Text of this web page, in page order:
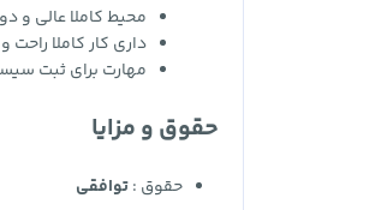
محیط کاملا عالی و
داری کار کاملا
مهارت برای ثبت
حقوق و مزایا
حقوق :توافقی